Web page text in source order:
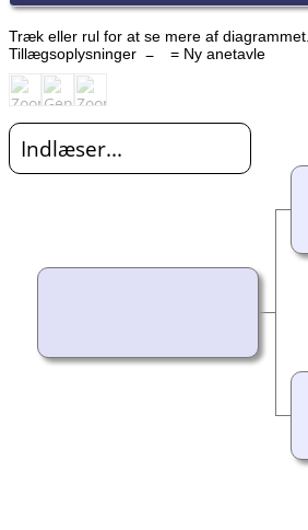
Træk eller rul for at se mere af diagrammet.
Tillægsoplysninger
= Ny anetavle
Indlæser...